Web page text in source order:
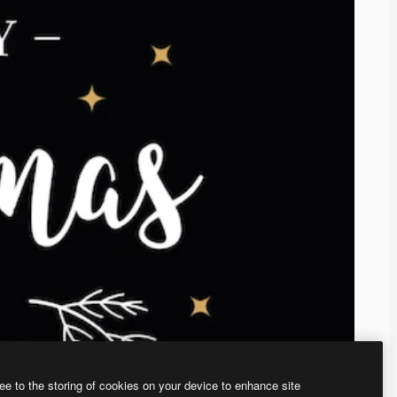
to the storing of cookies on your device to enhance site